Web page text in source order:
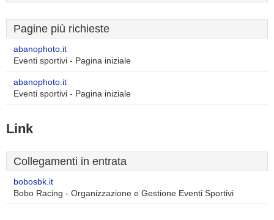
Pagine più richieste
abanophoto.it
Eventi sportivi - Pagina iniziale
abanophoto.it
Eventi sportivi - Pagina iniziale
Link
Collegamenti in entrata
bobosbk.it
Bobo Racing - Organizzazione e Gestione Eventi Sportivi